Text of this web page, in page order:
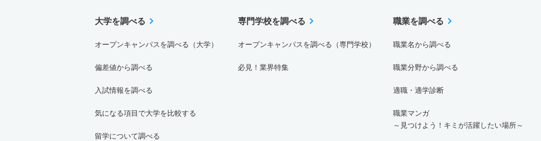
大学を調べる
オープンキャンパスを調べる（大学）
偏差値から調べる
入試情報を調べる
気になる項目で大学を比較する
留学について調べる
専門学校を調べる
オープンキャンパスを調べる（専門学校）
必見！業界特集
職業を調べる
職業名から調べる
職業分野から調べる
適職・適学診断
職業マンガ
～見つけよう！キミが活躍したい場所～